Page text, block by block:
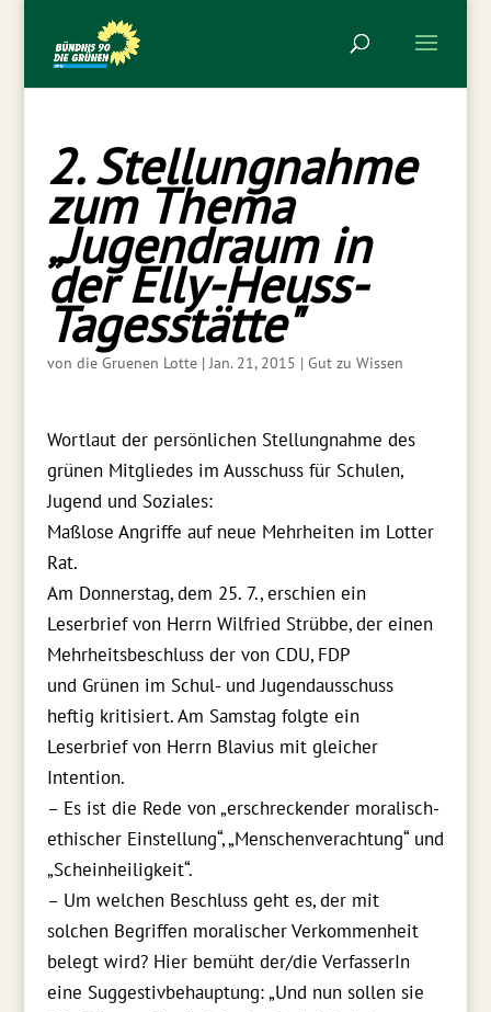
2. Stellungnahme
zum Thema
„Jugendraum in
der Elly-Heuss-
Tagesstätte"
von die Gruenen Lotte|Jan. 21, 2015 | Gut zu Wissen
Wortlaut der persönlichen Stellungnahme des
grünen Mitgliedes im Ausschuss für Schulen,
Jugend und Soziales:
Maßlose Angriffe auf neue Mehrheiten im Lotter
Rat.
Am Donnerstag, dem 25. 7., erschien ein
Leserbrief von Herrn Wilfried Strübbe, der einen
Mehrheitsbeschluss der von CDU, FDP
und Grünen im Schul- und Jugendausschuss
heftig kritisiert. Am Samstag folgte ein
Leserbrief von Herrn Blavius mit gleicher
Intention.
– Es ist die Rede von „erschreckender moralisch-
ethischer Einstellung“, „Menschenverachtung“ und
„Scheinheiligkeit“.
– Um welchen Beschluss geht es, der mit
solchen Begriffen moralischer Verkommenheit
belegt wird? Hier bemüht der/die VerfasserIn
eine Suggestivbehauptung: „Und nun sollen sie